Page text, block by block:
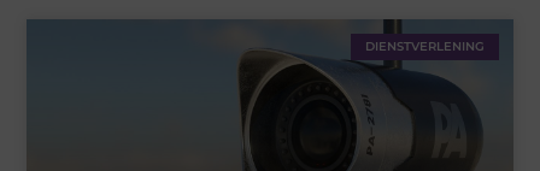
DIENSTVERLENING